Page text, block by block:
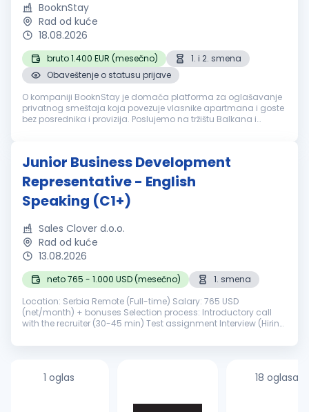
BooknStay
Rad od kuće
18.08.2026
bruto 1.400 EUR (mesečno)
1. i 2. smena
Obaveštenje o statusu prijave
O kompaniji BooknStay je domaća platforma za oglašavanje
privatnog smeštaja koja povezuje vlasnike apartmana i goste
bez posrednika i provizija. Poslujemo na tržištu Balkana i
Junior Business Development
Representative - English
Speaking (C1+)
Sales Clover d.o.o.
Rad od kuće
13.08.2026
neto 765 - 1.000 USD (mesečno)
1. smena
Location: Serbia Remote (Full-time) Salary: 765 USD
(net/month) + bonuses Selection process: Introductory call
with the recruiter (30-45 min) Test assignment Interview (Hiring
helps leading...
1 oglas 18 oglasa